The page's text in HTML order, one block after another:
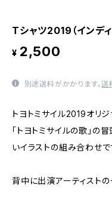
Tシャツ2019（インディ
¥ 2,500
別途送料がかかります。送
トヨトミサイル2019オリジ
「トヨトミサイルの歌」の
いイラストの組み合わせで
背中に出演アーティストの